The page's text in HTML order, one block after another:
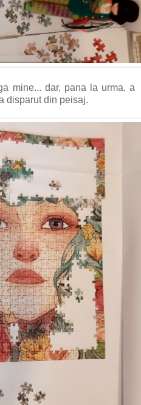
mine... dar, pana la urma, a
disparut din peisaj.